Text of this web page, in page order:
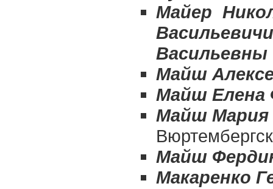
Майер
Васильевны
Майш
Майш Елена
Майш
Майш
Макаренко